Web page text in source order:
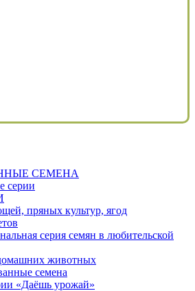
СЕМЕНА
серии
пряных культур, ягод
серия семян в любительской
животных
семена
«Даёшь урожай»